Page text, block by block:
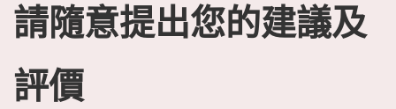
請隨意提出您的建議及
評價